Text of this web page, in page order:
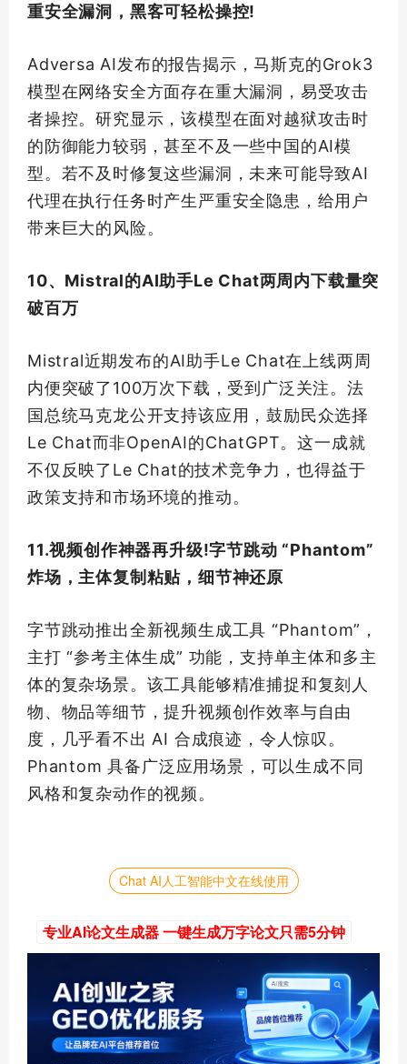
重安全漏洞，黑客可轻松操控!
Adversa AI发布的报告揭示，马斯克的Grok3
模型在网络安全方面存在重大漏洞，易受攻击
者操控。研究显示，该模型在面对越狱攻击时
的防御能力较弱，甚至不及一些中国的AI模
型。若不及时修复这些漏洞，未来可能导致AI
代理在执行任务时产生严重安全隐患，给用户
带来巨大的风险。
10、Mistral的AI助手Le Chat两周内下载量突
破百万
Mistral近期发布的AI助手Le Chat在上线两周
内便突破了100万次下载，受到广泛关注。法
国总统马克龙公开支持该应用，鼓励民众选择
Le Chat而非OpenAI的ChatGPT。这一成就
不仅反映了Le Chat的技术竞争力，也得益于
政策支持和市场环境的推动。
11.视频创作神器再升级!字节跳动 “Phantom”
炸场，主体复制粘贴，细节神还原
字节跳动推出全新视频生成工具 “Phantom”，
主打 “参考主体生成” 功能，支持单主体和多主
体的复杂场景。该工具能够精准捕捉和复刻人
物、物品等细节，提升视频创作效率与自由
度，几乎看不出 AI 合成痕迹，令人惊叹。
Phantom 具备广泛应用场景，可以生成不同
风格和复杂动作的视频。
Chat AI人工智能中文在线使用
专业AI论文生成器 一键生成万字论文只需5分钟